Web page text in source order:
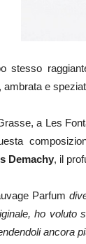
stesso
ambrata e
a Les
Demachy, il
Parfum
ho voluto
ancora